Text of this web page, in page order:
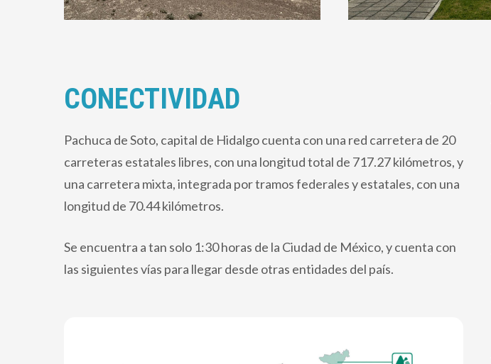
CONECTIVIDAD
Pachuca de Soto, capital de Hidalgo cuenta con una red carretera de 20
carreteras estatales libres, con una longitud total de 717.27 kilómetros, y
una carretera mixta, integrada por tramos federales y estatales, con una
longitud de 70.44 kilómetros.
Se encuentra a tan solo 1:30 horas de la Ciudad de México, y cuenta con
las siguientes vías para llegar desde otras entidades del país.